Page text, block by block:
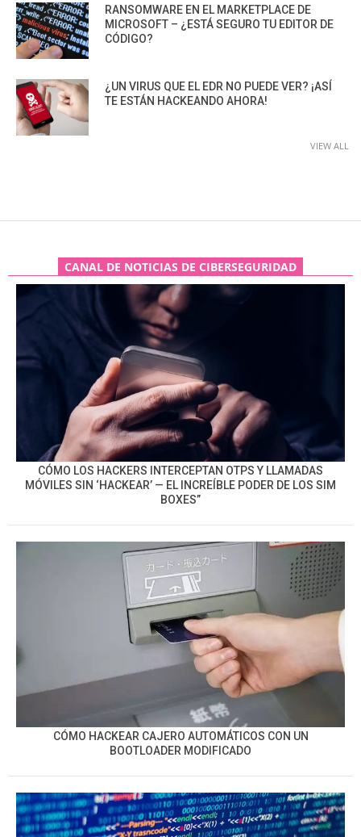
RANSOMWARE EN EL MARKETPLACE DE
MICROSOFT – ¿ESTÁ SEGURO TU EDITOR DE
CÓDIGO?
¿UN VIRUS QUE EL EDR NO PUEDE VER? ¡ASÍ
TE ESTÁN HACKEANDO AHORA!
VIEW ALL
CANAL DE NOTICIAS DE CIBERSEGURIDAD
CÓMO LOS HACKERS INTERCEPTAN OTPS Y LLAMADAS
MÓVILES SIN ‘HACKEAR’ — EL INCREÍBLE PODER DE LOS SIM
BOXES”
CÓMO HACKEAR CAJERO AUTOMÁTICOS CON UN
BOOTLOADER MODIFICADO